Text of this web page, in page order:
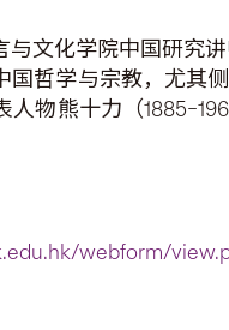
与文化学院中国研究
国哲学与宗教，尤其
人物熊十力（
webform/